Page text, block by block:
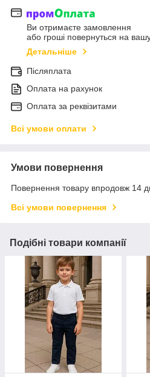
Ви отримаєте замовлення
або гроші повернуться на
Детальніше
Післяплата
Оплата на рахунок
Оплата за реквізитами
Всі умови оплати
Умови повернення
Повернення товару впродовж 14
Всі умови повернення
Подібні товари компанії